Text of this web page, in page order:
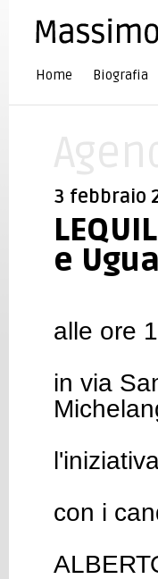
Home Biografia
3 febbraio
e
alle ore
in via
con i